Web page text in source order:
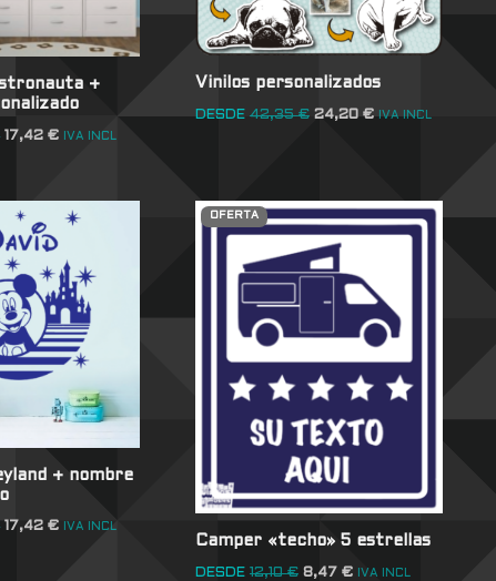
+
17,42€ IVA INCL
Vinilos personalizados
DESDE 42,35€ 24,20€ IVA INCL
+ nombre
17,42€ IVA INCL
OFERTA
Camper «techo» 5 estrellas
DESDE 12,10€ 8,47 € IVA INCL